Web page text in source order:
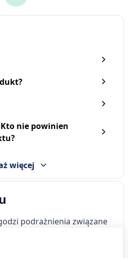
nie powinien
więcej
podrażnienia związane
i uszkodzeniami